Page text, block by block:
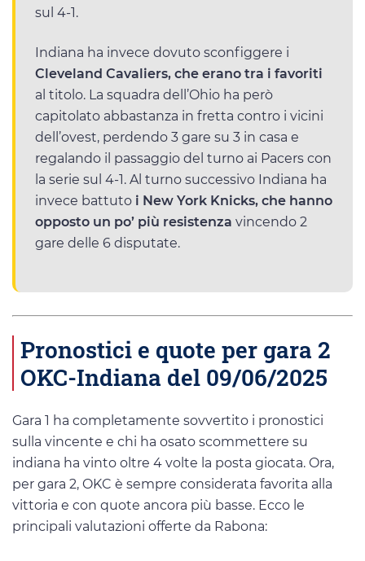
sul 4-1.
Indiana ha invece dovuto sconfiggere i
Cleveland Cavaliers, che erano tra i favoriti
al titolo. La squadra dell’Ohio ha però
capitolato abbastanza in fretta contro i vicini
dell’ovest, perdendo 3 gare su 3 in casa e
regalando il passaggio del turno ai Pacers con
la serie sul 4-1. Al turno successivo Indiana ha
invece battuto i New York Knicks, che hanno
opposto un po’ più resistenza vincendo 2
gare delle 6 disputate.
Pronostici e quote per gara 2
OKC-Indiana del 09/06/2025
Gara 1 ha completamente sovvertito i pronostici
sulla vincente e chi ha osato scommettere su
indiana ha vinto oltre 4 volte la posta giocata. Ora,
per gara 2, OKC è sempre considerata favorita alla
vittoria e con quote ancora più basse. Ecco le
principali valutazioni offerte da Rabona: